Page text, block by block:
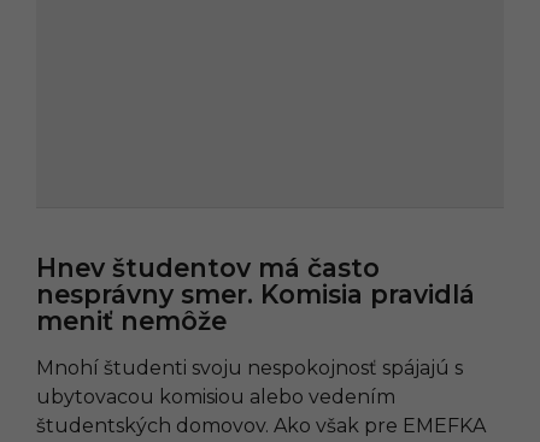
Hnev študentov má často
nesprávny smer. Komisia pravidlá
meniť nemôže
Mnohí študenti svoju nespokojnosť spájajú s
ubytovacou komisiou alebo vedením
študentských domovov. Ako však pre EMEFKA